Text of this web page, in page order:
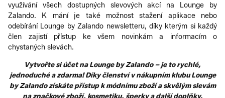
využívání všech dostupných slevových akcí na Lounge by
Zalando. K mání je také možnost stažení aplikace nebo
odebírání Lounge by Zalando newsletteru, díky kterým si každý
člen zajistí přístup ke všem novinkám a informacím o
chystaných slevách.
Vytvořte si účet na Lounge by Zalando – je to rychlé,
jednoduché a zdarma! Díky členství v nákupním klubu Lounge
by Zalando získáte přístup k módnímu zboží a skvělým slevám
na značkové zboží, kosmetiku, šperky a další doplňky.